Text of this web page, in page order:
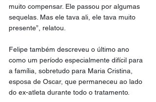
muito compensar. Ele passou por algumas
sequelas. Mas ele tava ali, ele tava muito
presente”, relatou.
Felipe também descreveu o último ano
como um período especialmente difícil para
a família, sobretudo para Maria Cristina,
esposa de Oscar, que permaneceu ao lado
do ex-atleta durante todo o tratamento.